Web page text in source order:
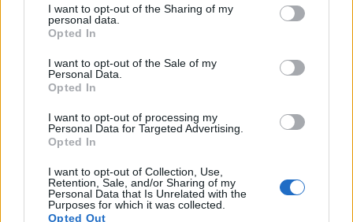
not limited to your visit or usage behaviour. You may click to
grant or deny consent to Google and its third-party tags to
use your data for below specified purposes in below Google
consent section.
I want to opt-out of the Sharing of my
personal data.
Opted In
I want to opt-out of the Sale of my
Personal Data.
Opted In
I want to opt-out of processing my
Personal Data for Targeted Advertising.
Opted In
I want to opt-out of Collection, Use,
Retention, Sale, and/or Sharing of my
Personal Data that Is Unrelated with the
Purposes for which it was collected.
Opted Out
izlaganju suncu. Pomjerajte saksije da prate sunce
ili po potrebi obezbijedite popodnevnu sjenu.
Pratite svoje biljke na znakove nedovoljnog svjetla.
Blijedi, vretenasti rast ukazuje na to da im je
potrebno više sunca. Prilagodite položaj u skladu s
tim za najbolje rezultate.